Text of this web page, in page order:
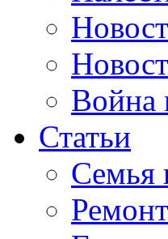
Война
Статьи
Семья